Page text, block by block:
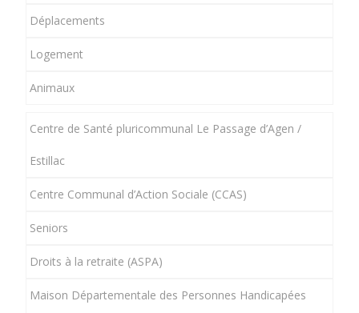
Déplacements
Logement
Animaux
Centre de Santé pluricommunal Le Passage d’Agen /
Estillac
Centre Communal d’Action Sociale (CCAS)
Seniors
Droits à la retraite (ASPA)
Maison Départementale des Personnes Handicapées